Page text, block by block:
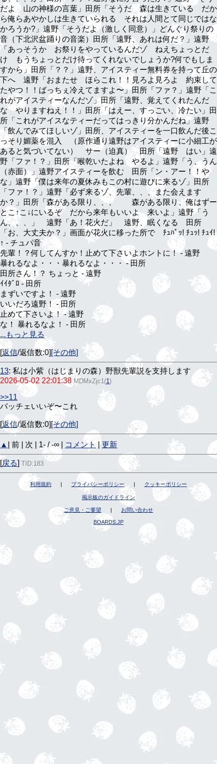
だよ 山の神様の言葉」田所「そうだ 森は生きている だか
ら俺らあやかしは生きていられる それは人間とて同じではな
かろうか?」遠野「そうだよ（激しく同意）」どんぐり祭りの
音（下北沢盆踊りの音楽）田所「遠野、あれは何だ？」遠野
「あっそうか お祭りをやっているんだゾ ねえちょっとだ
け もうちょっとだけ待ってくれないでしょうか?何でもしま
すから」田所「？？」遠野、アイスティー無料券を持って丘の
下へ 遠野「おまたせ ほらこれ！！見ろよ見ろよ 約束して
たやつ！！ばっちぇ冷えてますよ〜」田所「ファ？」遠野「こ
れがアイスティーなんだゾ」田所「遠野、覚えてくれたんだ
な やりますねえ！！」田所「はえー、すっごい、冷たい」田
所「これがアイスなティーだってはっきり分かんだね」遠野
「飲んでみてほしいゾ」田所、アイスティーを一口飲んだ後こ
っそり媚薬を混入 （原作通り遠野はアイスティーに小細工が
あると気づいてない） サー（迫真） 田所「遠野 はい」遠
野「ファ！？」田所「喉乾いたよね やるよ」遠野「う、うん
（赤面）」遠野アイスティーを飲む 田所「ン・アー！！や
な」遠野「僕は来年の夏休みもこの村に遊びに来るゾ」田所
「ファ！？」遠野「必ず来るゾ、先輩、、、また会えます
か？」田所「森がある限り、、、 森がある限り、俺はずー
とこ↑こ↓にいるぞ だから来年もいいよ 来いよ」遠野「う
ん、、、」 遠野「あ！花火だ」 遠野、眠くなる 田所
「お、大丈夫か？」画面が花火に移った所で ﾁｭﾊﾟｯ! ﾁｭｯ! ﾁｭｲ!
↑ - チュパ音
先輩！？何してんすか！止めて下さいよホントに！ - 遠野
暴れるなよ・・・暴れるなよ・・・ - 田所
田所さん！？ ちょっと - 遠野
ｲｲﾀﾞﾛ - 田所
まずいですよ！ - 遠野
いいだろ遠野！ - 田所
止めて下さいよ！ - 遠野
な！ 暴れるなよ！ - 田所
...もっと見る
[返信/返信数:0] [その他]
13: 私は小紫（はじまりの森）野獣先輩説を支持します
2026-05-02 22:01:38 MDMxZjc1(1)
>>11
バッチェいいぞ〜これ
[返信/返信数:0] [その他]
▲ | 前 | 次 | 1- / -∞ | コメント |更新
[戻る] TID:183
利用規約 プライバシーポリシー クッキーポリシー
掲示板のガイドライン
ご意見・ご要望 | お問い合わせ
BOARDS.JP